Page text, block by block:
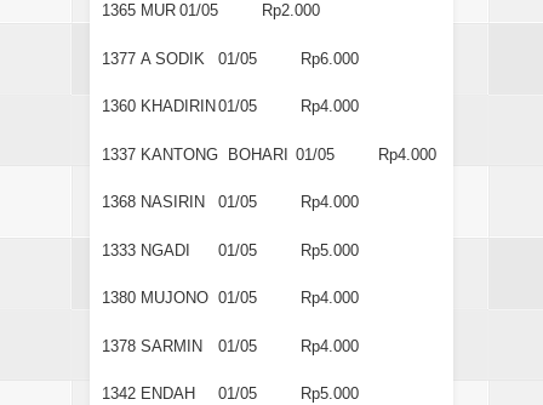
1365 MUR 01/05 Rp2.000
1377 A SODIK 01/05 Rp6.000
1360 KHADIRIN 01/05 Rp4.000
1337 KANTONG BOHARI 01/05 Rp4.000
1368 NASIRIN 01/05 Rp4.000
1333 NGADI 01/05 Rp5.000
1380 MUJONO 01/05 Rp4.000
1378 SARMIN 01/05 Rp4.000
1342 ENDAH 01/05 Rp5.000